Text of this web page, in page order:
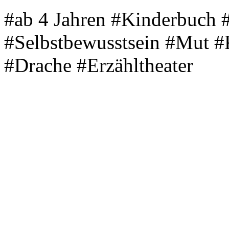
#ab 4 Jahren #Kinderbuch
#Selbstbewusstsein #Mut
#Drache #Erzähltheater